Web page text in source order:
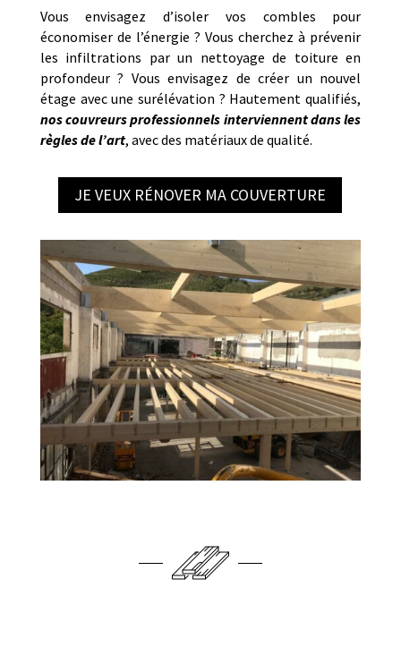
Vous envisagez d’isoler vos combles pour
économiser de l’énergie ? Vous cherchez à prévenir
les infiltrations par un nettoyage de toiture en
profondeur ? Vous envisagez de créer un nouvel
étage avec une surélévation ? Hautement qualifiés,
nos couvreurs professionnels interviennent dans les
règles de l’art, avec des matériaux de qualité.
JE VEUX RÉNOVER MA COUVERTURE